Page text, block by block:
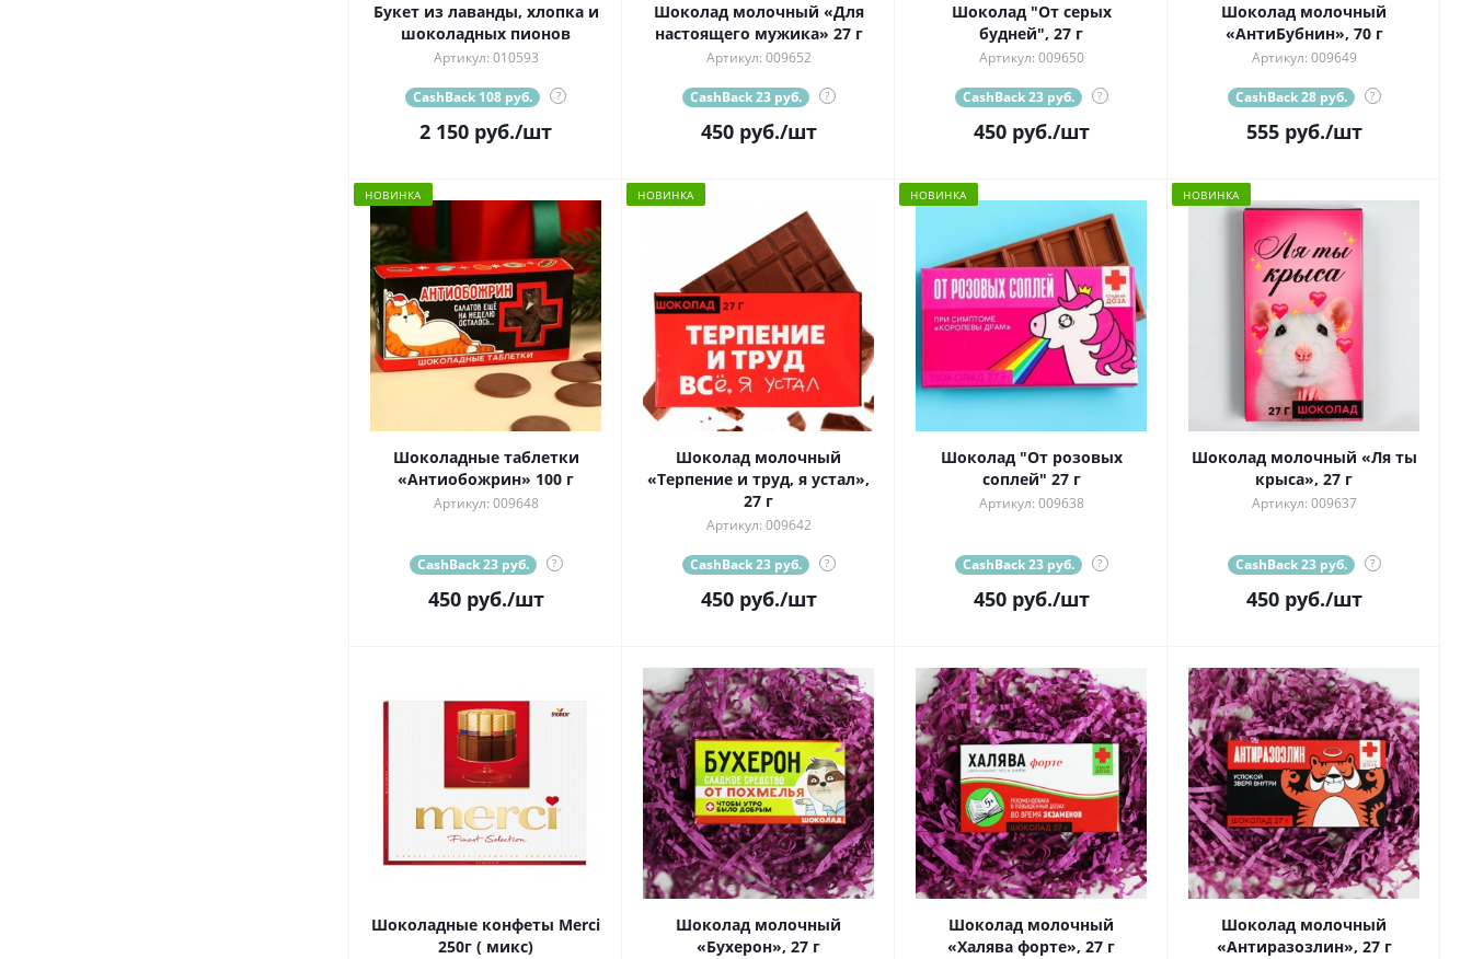
Букет из лаванды, хлопка и
шоколадных пионов
Артикул: 010593
CashBack 108 руб. ?
2 150 руб./шт
Шоколад молочный «Для
настоящего мужика» 27 г
Артикул: 009652
CashBack 23 руб. ?
450руб./шт
Шоколад "От серых
будней", 27 г
Артикул: 009650
CashBack 23 руб. ?
450руб./шт
Шоколад молочный
«АнтиБубнин», 70 г
Артикул: 009649
CashBack 28 руб. ?
555руб./шт
НОВИНКА
Шоколадные таблетки
«Антиобожрин» 100 г
Артикул: 009648
CashBack 23 руб. ?
450руб./шт
НОВИНКА
Шоколад молочный
«Терпение и труд, я устал»,
27 г
Артикул: 009642
CashBack 23 руб. ?
450руб./шт
НОВИНКА
Шоколад "От розовых
соплей" 27 г
Артикул: 009638
CashBack 23 руб. ?
450руб./шт
НОВИНКА
Шоколад молочный «Ля ты
крыса», 27 г
Артикул: 009637
CashBack 23 руб. ?
450руб./шт
Шоколадные конфеты Merci
250г ( микс)
Шоколад молочный
«Бухерон», 27 г
Шоколад молочный
«Халява форте», 27 г
Шоколад молочный
«Антиразозлин», 27 г